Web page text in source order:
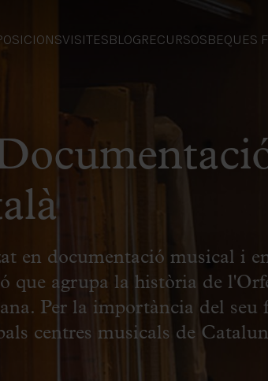
VISITESBLOGRECURSOSBEQUES
en documentació musical i
que agrupa la història de
Per la importància del seu
centres musicals de